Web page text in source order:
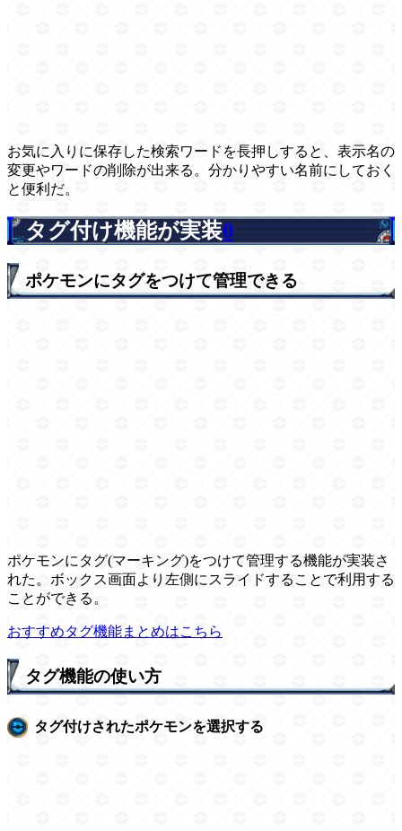
お気に入りに保存した検索ワードを長押しすると、表示名の
変更やワードの削除が出来る。分かりやすい名前にしておく
と便利だ。
タグ付け機能が実装0
ポケモンにタグをつけて管理できる
ポケモンにタグ(マーキング)をつけて管理する機能が実装さ
れた。ボックス画面より左側にスライドすることで利用する
ことができる。
おすすめタグ機能まとめはこちら
タグ機能の使い方
タグ付けされたポケモンを選択する